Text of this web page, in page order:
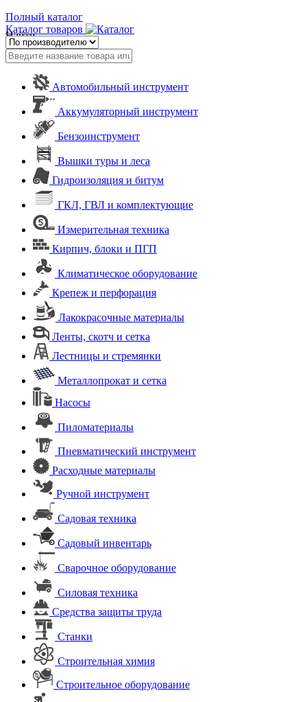
Полный каталог
Каталог товаров
Найти
Автомобильный инструмент
Аккумуляторный инструмент
Бензоинструмент
Вышки туры и леса
Гидроизоляция и битум
ГКЛ, ГВЛ и комплектующие
Измерительная техника
Кирпич, блоки и ПГП
Климатическое оборудование
Крепеж и перфорация
Лакокрасочные материалы
Ленты, скотч и сетка
Лестницы и стремянки
Металлопрокат и сетка
Насосы
Пиломатериалы
Пневматический инструмент
Расходные материалы
Ручной инструмент
Садовая техника
Садовый инвентарь
Сварочное оборудование
Силовая техника
Средства защиты труда
Станки
Строительная химия
Строительное оборудование